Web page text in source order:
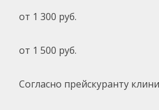
от 1 300 руб.
от 1 500 руб.
Согласно прейскуранту